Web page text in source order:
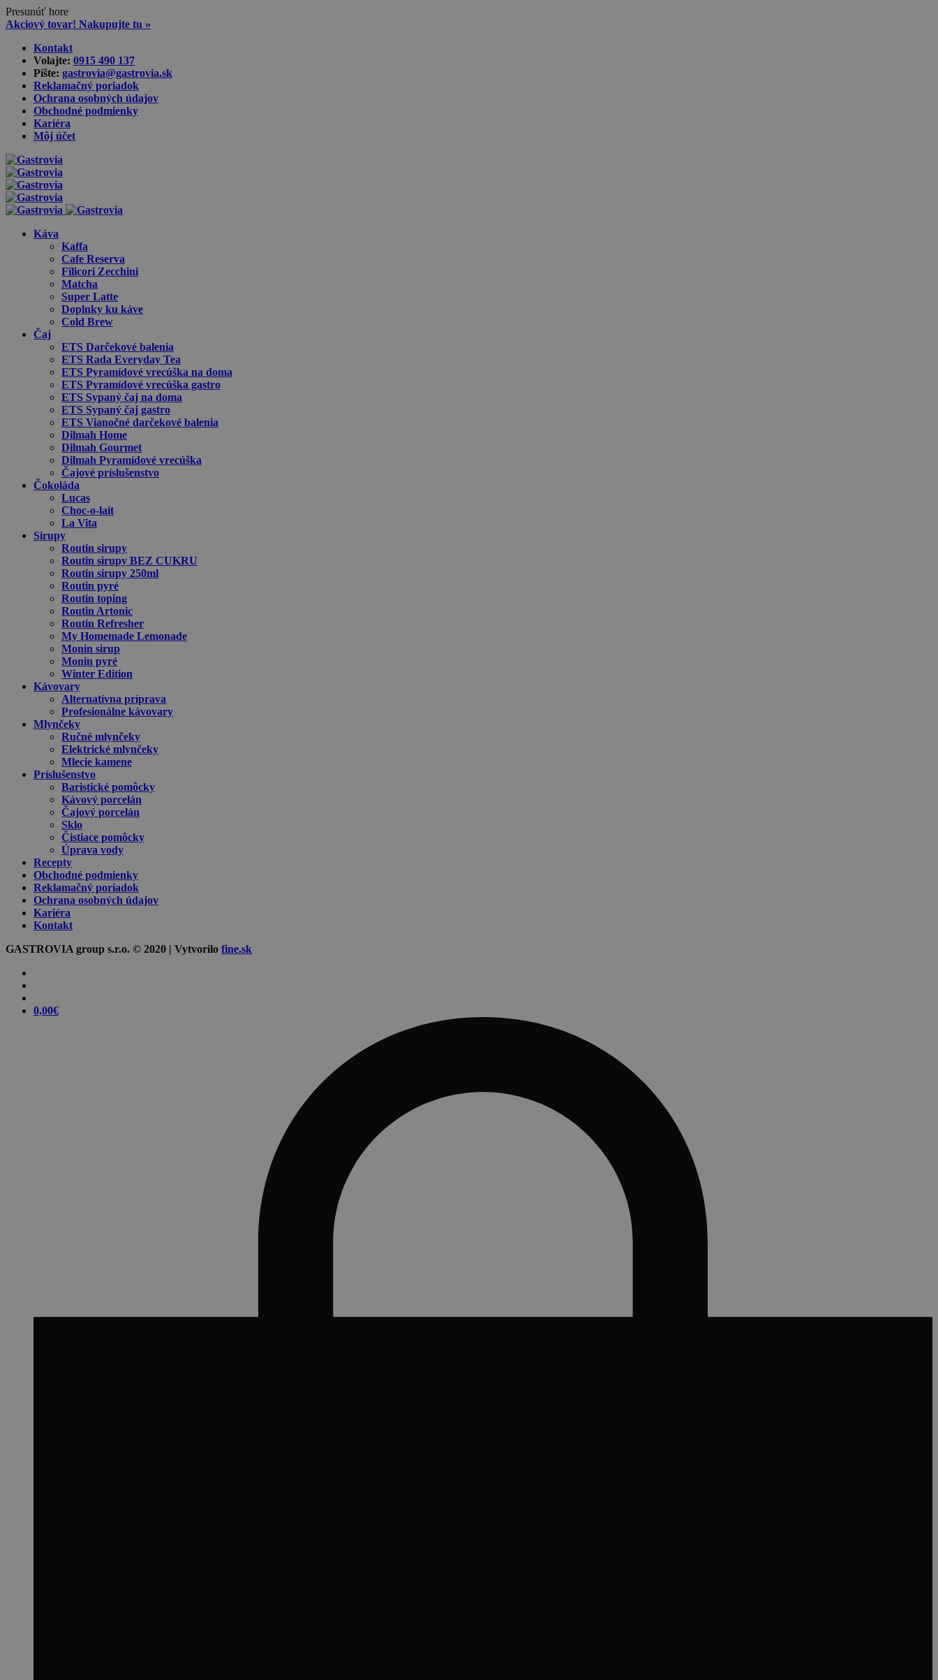
Presunúť hore
Akciový tovar! Nakupujte tu »
content
Kontakt
Volajte: 0915 490 137‬
Píšte: gastrovia@gastrovia.sk‬
Reklamačný poriadok
Ochrana osobných údajov
Obchodné podmienky
Kariéra
Môj účet
Káva
Kaffa
Cafe Reserva
Filicori Zecchini
Matcha
Super Latte
Doplnky ku káve
Cold Brew
Čaj
ETS Darčekové balenia
ETS Rada Everyday Tea
ETS Pyramídové vrecúška na doma
ETS Pyramídové vrecúška gastro
ETS Sypaný čaj na doma
ETS Sypaný čaj gastro
ETS Vianočné darčekové balenia
Dilmah Home
Dilmah Gourmet
Dilmah Pyramídové vrecúška
Čajové príslušenstvo
Čokoláda
Lucas
Choc-o-lait
La Vita
Sirupy
Routin sirupy
Routin sirupy BEZ CUKRU
Routin sirupy 250ml
Routin pyré
Routin toping
Routin Artonic
Routin Refresher
My Homemade Lemonade
Monin sirup
Monin pyré
Winter Edition
Kávovary
Alternatívna príprava
Profesionálne kávovary
Mlynčeky
Ručné mlynčeky
Elektrické mlynčeky
Mlecie kamene
Príslušenstvo
Baristické pomôcky
Kávový porcelán
Čajový porcelán
Sklo
Čistiace pomôcky
Úprava vody
Recepty
Obchodné podmienky
Reklamačný poriadok
Ochrana osobných údajov
Kariéra
Kontakt
GASTROVIA group s.r.o. © 2020 | Vytvorilo fine.sk
0,00€